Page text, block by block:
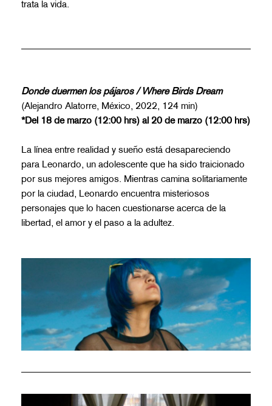
trata la vida.
Donde duermen los pájaros / Where Birds Dream
(Alejandro Alatorre, México, 2022, 124 min)
*Del 18 de marzo (12:00 hrs) al 20 de marzo (12:00 hrs)
La línea entre realidad y sueño está desapareciendo
para Leonardo, un adolescente que ha sido traicionado
por sus mejores amigos. Mientras camina solitariamente
por la ciudad, Leonardo encuentra misteriosos
personajes que lo hacen cuestionarse acerca de la
libertad, el amor y el paso a la adultez.